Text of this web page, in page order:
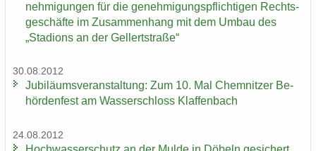
neh­mi­gun­gen für die ge­neh­mi­gungs­pflich­ti­gen Rechts­
ge­schäf­te im Zu­sam­men­hang mit dem Umbau des
„Sta­di­ons an der Gel­lert­stra­ße“
30.08.2012
Ju­bi­lä­ums­ver­an­stal­tung: Zum 10. Mal Chem­nit­zer Be­
hör­den­fest am Was­ser­schloss Klaf­fen­bach
24.08.2012